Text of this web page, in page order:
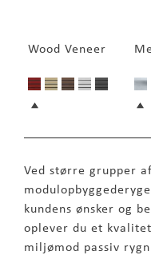
Wood Veneer
Ved større grupper
kundens ønsker og
oplever du et
miljømod passiv